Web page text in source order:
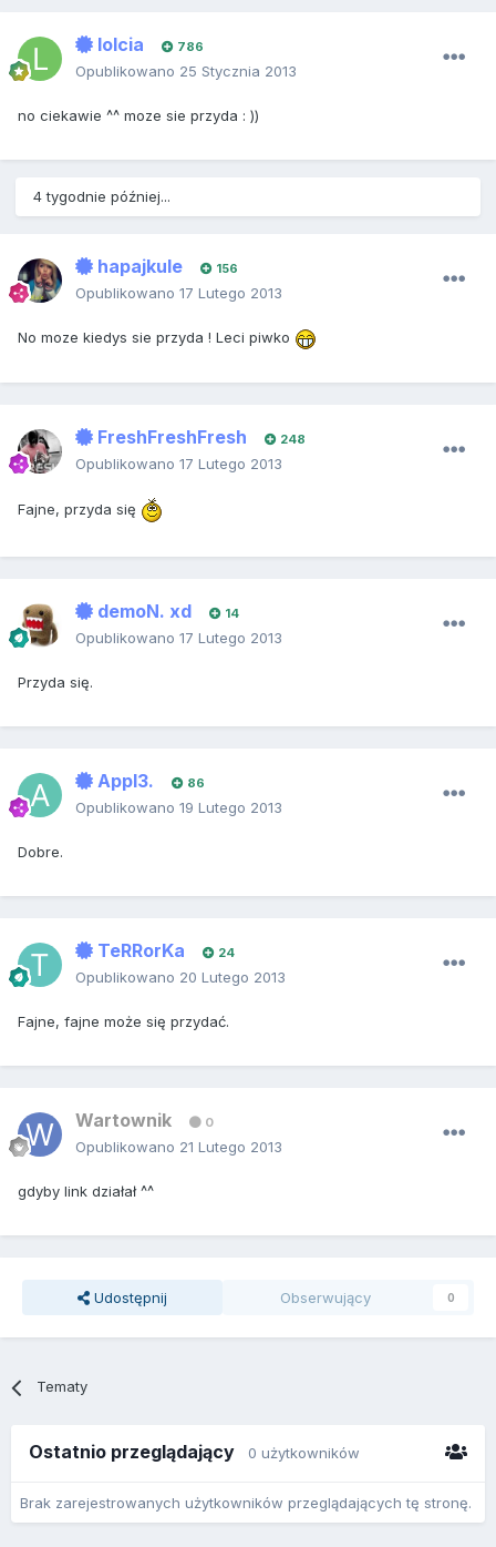
lolcia 786
Opublikowano 25 Stycznia 2013
no ciekawie ^^ moze sie przyda : ))
4 tygodnie później...
hapajkule 156
Opublikowano 17 Lutego 2013
No moze kiedys sie przyda ! Leci piwko
FreshFreshFresh 248
Opublikowano 17 Lutego 2013
Fajne, przyda się
demoN. xd 14
Opublikowano 17 Lutego 2013
Przyda się.
Appl3. 86
Opublikowano 19 Lutego 2013
Dobre.
TeRRorKa 24
Opublikowano 20 Lutego 2013
Fajne, fajne może się przydać.
Wartownik 0
Opublikowano 21 Lutego 2013
gdyby link działał ^^
Udostępnij Obserwujący 0
Tematy
Ostatnio przeglądający 0 użytkowników
Brak zarejestrowanych użytkowników przeglądających tę stronę.